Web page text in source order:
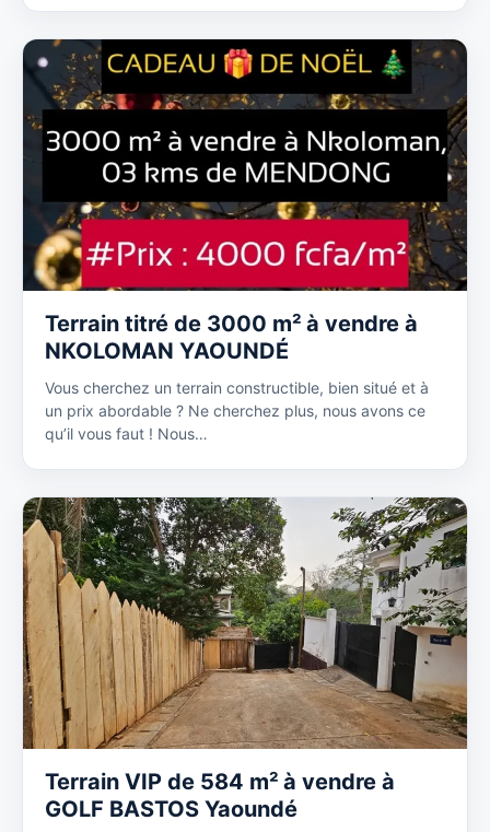
Terrain titré de 3000 m² à vendre à
NKOLOMAN YAOUNDÉ
Vous cherchez un terrain constructible, bien situé et à
un prix abordable ? Ne cherchez plus, nous avons ce
qu’il vous faut ! Nous…
Terrain VIP de 584 m² à vendre à
GOLF BASTOS Yaoundé